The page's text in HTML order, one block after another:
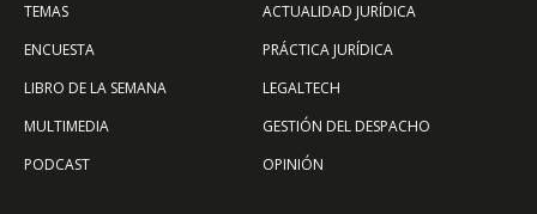
TEMAS
ENCUESTA
LIBRO DE LA SEMANA
MULTIMEDIA
PODCAST
ACTUALIDAD JURÍDICA
PRÁCTICA JURÍDICA
LEGALTECH
GESTIÓN DEL DESPACHO
OPINIÓN